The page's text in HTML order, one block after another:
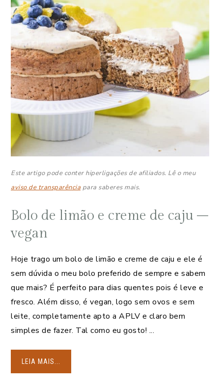
Este artigo pode conter hiperligações de afiliados. Lê o meu
aviso de transparência para saberes mais.
Bolo de limão e creme de caju –
vegan
Hoje trago um bolo de limão e creme de caju e ele é
sem dúvida o meu bolo preferido de sempre e sabem
que mais? É perfeito para dias quentes pois é leve e
fresco. Além disso, é vegan, logo sem ovos e sem
leite, completamente apto a APLV e claro bem
simples de fazer. Tal como eu gosto! ...
LEIA MAIS...